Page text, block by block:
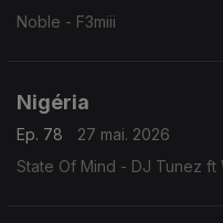
Noble - F3miii
Nigéria
Ep. 78
27 mai. 2026
State Of Mind - DJ Tunez ft